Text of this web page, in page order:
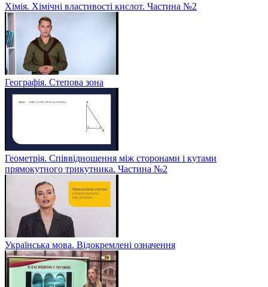
Хімія. Хімічні властивості кислот. Частина №2
Географія. Степова зона
Геометрія. Співвідношення між сторонами і кутами
прямокутного трикутника. Частина №2
Українська мова. Відокремлені означення